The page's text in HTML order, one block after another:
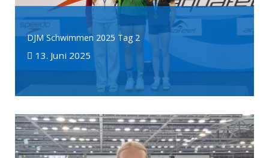
DJM Schwimmen 2025 Tag 2
13. Juni 2025